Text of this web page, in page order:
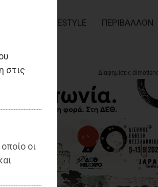
στις
οι
LIFESTYLE ΠΕΡΙΒΑΛΛΟΝ